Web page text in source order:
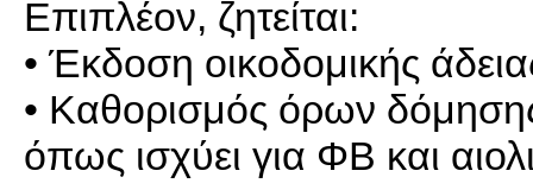
Επιπλέον, ζητείται:
• Έκδοση οικοδομικής
• Καθορισμός όρων
όπως ισχύει για ΦΒ και